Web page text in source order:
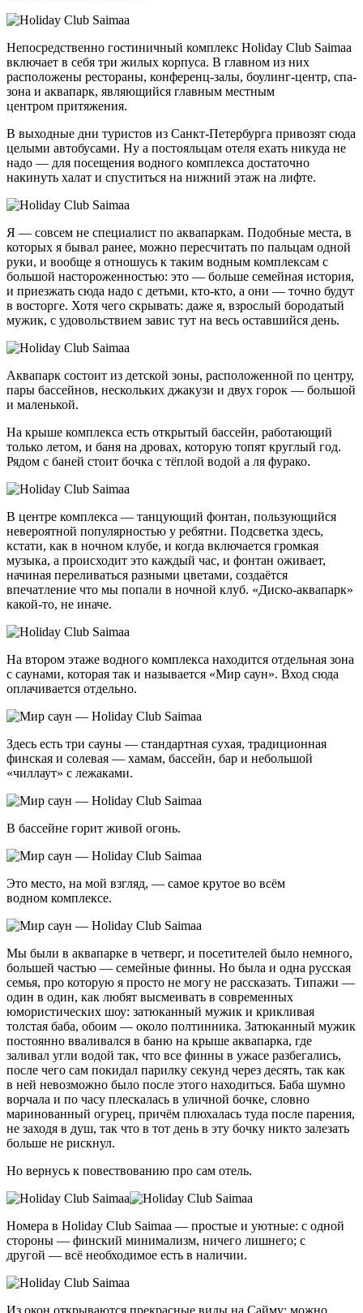
Непосредственно гостиничный комплекс Holiday Club Saimaa
включает в себя три жилых корпуса. В главном из них
расположены рестораны, конференц-залы, боулинг-центр, спа-
зона и аквапарк, являющийся главным местным
центром притяжения.
В выходные дни туристов из Санкт-Петербурга привозят сюда
целыми автобусами. Ну а постояльцам отеля ехать никуда не
надо — для посещения водного комплекса достаточно
накинуть халат и спуститься на нижний этаж на лифте.
Я — совсем не специалист по аквапаркам. Подобные места, в
которых я бывал ранее, можно пересчитать по пальцам одной
руки, и вообще я отношусь к таким водным комплексам с
большой настороженностью: это — больше семейная история,
и приезжать сюда надо с детьми, кто-кто, а они — точно будут
в восторге. Хотя чего скрывать: даже я, взрослый бородатый
мужик, с удовольствием завис тут на весь оставшийся день.
Аквапарк состоит из детской зоны, расположенной по центру,
пары бассейнов, нескольких джакузи и двух горок — большой
и маленькой.
На крыше комплекса есть открытый бассейн, работающий
только летом, и баня на дровах, которую топят круглый год.
Рядом с баней стоит бочка с тёплой водой а ля фурако.
В центре комплекса — танцующий фонтан, пользующийся
невероятной популярностью у ребятни. Подсветка здесь,
кстати, как в ночном клубе, и когда включается громкая
музыка, а происходит это каждый час, и фонтан оживает,
начиная переливаться разными цветами, создаётся
впечатление что мы попали в ночной клуб. «Диско-аквапарк»
какой-то, не иначе.
На втором этаже водного комплекса находится отдельная зона
с саунами, которая так и называется «Мир саун». Вход сюда
оплачивается отдельно.
Здесь есть три сауны — стандартная сухая, традиционная
финская и солевая — хамам, бассейн, бар и небольшой
«чиллаут» с лежаками.
В бассейне горит живой огонь.
Это место, на мой взгляд, — самое крутое во всём
водном комплексе.
Мы были в аквапарке в четверг, и посетителей было немного,
большей частью — семейные финны. Но была и одна русская
семья, про которую я просто не могу не рассказать. Типажи —
один в один, как любят высмеивать в современных
юмористических шоу: затюканный мужик и крикливая
толстая баба, обоим — около полтинника. Затюканный мужик
постоянно вваливался в баню на крыше аквапарка, где
заливал угли водой так, что все финны в ужасе разбегались,
после чего сам покидал парилку секунд через десять, так как
в ней невозможно было после этого находиться. Баба шумно
ворчала и по часу плескалась в уличной бочке, словно
маринованный огурец, причём плюхалась туда после парения,
не заходя в душ, так что в тот день в эту бочку никто залезать
больше не рискнул.
Но вернусь к повествованию про сам отель.
Номера в Holiday Club Saimaa — простые и уютные: с одной
стороны — финский минимализм, ничего лишнего; с
другой — всё необходимое есть в наличии.
Из окон открываются прекрасные виды на Сайму: можно